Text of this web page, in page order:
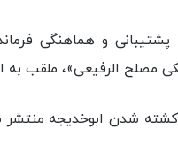
پشتیبانی و هماهنگی
مصلح الرفيعی»، ملقب به
کشته شدن ابوخدیجه منتشر